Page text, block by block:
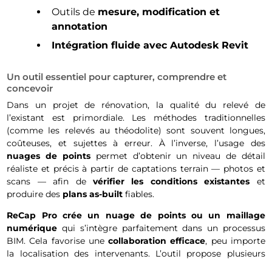
Outils de mesure, modification et
annotation
Intégration fluide avec Autodesk Revit
Un outil essentiel pour capturer, comprendre et
concevoir
Dans un projet de rénovation, la qualité du relevé de
l’existant est primordiale. Les méthodes traditionnelles
(comme les relevés au théodolite) sont souvent longues,
coûteuses, et sujettes à erreur. À l’inverse, l’usage des
nuages de pointspermet d’obtenir un niveau de détail
réaliste et précis à partir de captations terrain — photos et
scans — afin de vérifier les conditions existantes et
produire des plans as-built fiables.
ReCap Pro crée un nuage de points ou un maillage
numérique qui s’intègre parfaitement dans un processus
BIM. Cela favorise unecollaboration efficace, peu importe
la localisation des intervenants. L’outil propose plusieurs